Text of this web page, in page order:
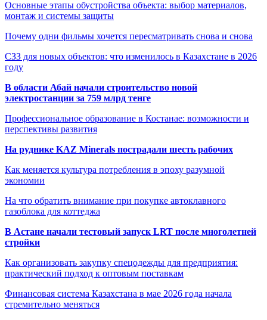
Основные этапы обустройства объекта: выбор материалов,
монтаж и системы защиты
Почему одни фильмы хочется пересматривать снова и снова
СЗЗ для новых объектов: что изменилось в Казахстане в 2026
году
В области Абай начали строительство новой
электростанции за 759 млрд тенге
Профессиональное образование в Костанае: возможности и
перспективы развития
На руднике KAZ Minerals пострадали шесть рабочих
Как меняется культура потребления в эпоху разумной
экономии
На что обратить внимание при покупке автоклавного
газоблока для коттеджа
В Астане начали тестовый запуск LRT после многолетней
стройки
Как организовать закупку спецодежды для предприятия:
практический подход к оптовым поставкам
Финансовая система Казахстана в мае 2026 года начала
стремительно меняться